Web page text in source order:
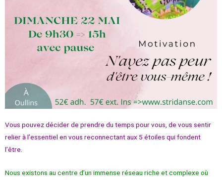
Vous pouvez décider de prendre du temps pour vous, de vous sentir
relier à l’essentiel en vous reconnectant aux 5 étoiles qui fondent
l’être.
Nous existons au centre d’un immense réseau riche et complexe où